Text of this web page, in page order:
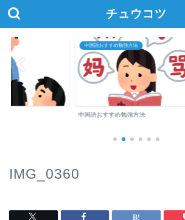
チュウコツ
中国語おすすめ勉強方法
中国語おすすめ勉強方法
IMG_0360